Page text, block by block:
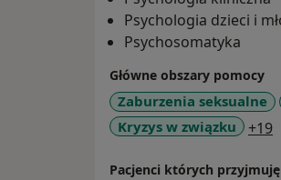
prowadzić w języku
Psychologia dzieci i
Psychosomatyka
Główne obszary pomocy
Zaburzenia seksualne
Kryzys w związku
+19
Pacjenci których przyjmuję